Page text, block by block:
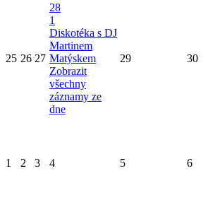
25 26 27
28
1
Diskotéka s DJ
Martinem
Matýskem
Zobrazit
všechny
záznamy ze
dne
29 30
1 2 3 4 5 6